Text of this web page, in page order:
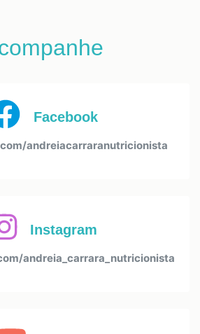
Facebook
andreiacarraranutricionista
Instagram
andreia_carrara_nutricionista